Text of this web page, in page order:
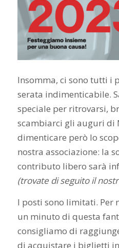
Insomma, ci sono tutti i
serata indimenticabile.
speciale per ritrovarsi,
scambiarci gli auguri di
dimenticare però lo
nostra associazione: la
contributo libero sarà
(trovate di seguito il
I posti sono limitati. Per
un minuto di questa
consigliamo di
di acquistare i biglietti